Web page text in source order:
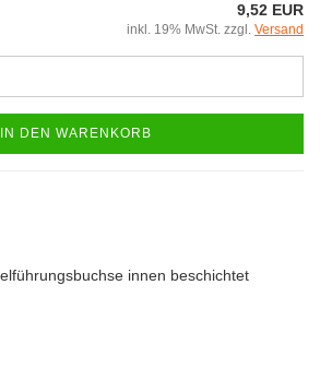
9,52 EUR
inkl. 19% MwSt. zzgl. Versand
IN DEN WARENKORB